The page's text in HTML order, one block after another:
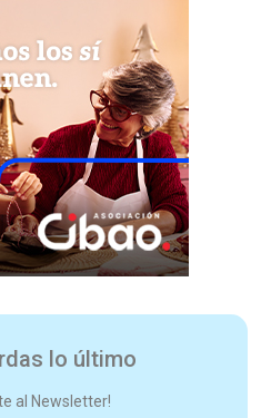
lo último
al Newsletter!